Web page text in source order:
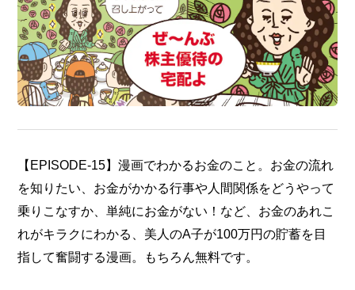
【EPISODE-15】漫画でわかるお金のこと。お金の流れ
を知りたい、お金がかかる行事や人間関係をどうやって
乗りこなすか、単純にお金がない！など、お金のあれこ
れがキラクにわかる、美人のA子が100万円の貯蓄を目
指して奮闘する漫画。もちろん無料です。